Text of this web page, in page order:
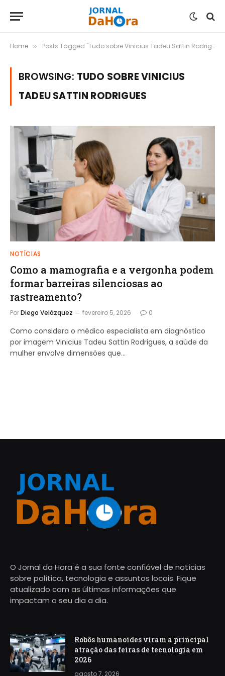
Home » Posts Tagged "Tudo sobre Vinicius Tadeu Sattin Rodrigues"
BROWSING: TUDO SOBRE VINICIUS
TADEU SATTIN RODRIGUES
NOTÍCIAS
Como a mamografia e a vergonha podem
formar barreiras silenciosas ao
rastreamento?
PorDiego Velázquez fevereiro 5, 2026 0
Como considera o médico especialista em diagnóstico
por imagem Vinicius Tadeu Sattin Rodrigues, a saúde da
mulher envolve dimensões que…
O Jornal da Hora é a sua fonte confiável de notícias
sobre política, tecnologia e assuntos locais. Fique
atualizado com as últimas informações que
impactam o seu dia a dia.
Robôs humanoides viram a principal
atração das feiras de tecnologia em
2026
agosto 7, 2026